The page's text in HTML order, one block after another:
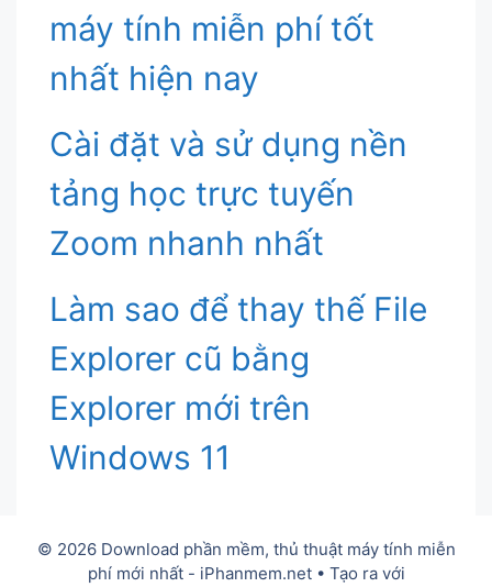
máy tính miễn phí tốt
nhất hiện nay
Cài đặt và sử dụng nền
tảng học trực tuyến
Zoom nhanh nhất
Làm sao để thay thế File
Explorer cũ bằng
Explorer mới trên
Windows 11
© 2026 Download phần mềm, thủ thuật máy tính miễn
phí mới nhất - iPhanmem.net• Tạo ra với